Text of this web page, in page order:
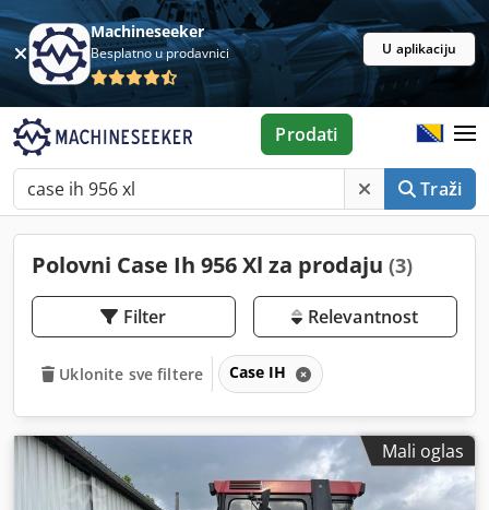
Machineseeker
Besplatno u prodavnici U aplikaciju
Traži
Prodati
Polovni Case Ih 956 Xl za prodaju (3)
Filter Relevantnost
Uklonite sve filtere Case IH
Mali oglas